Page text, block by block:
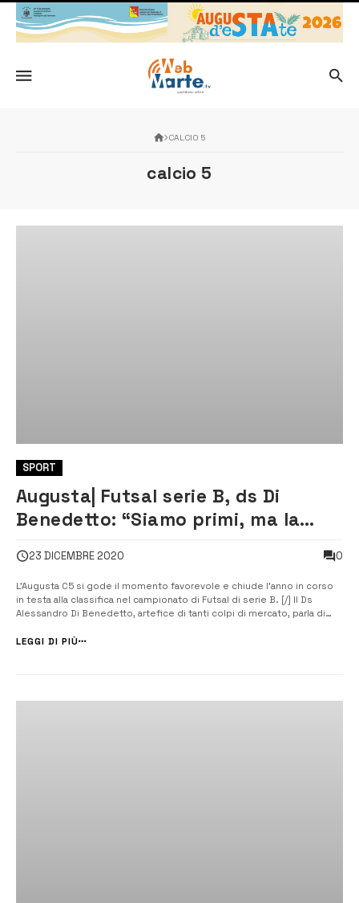
CALCIO 5
calcio 5
SPORT
Augusta| Futsal serie B, ds Di
Benedetto: “Siamo primi, ma la
23 DICEMBRE 2020 0
L’Augusta C5 si gode il momento favorevole e chiude l’anno in corso
in testa alla classifica nel campionato di Futsal di serie B. [/] Il Ds
Alessandro Di Benedetto, artefice di tanti colpi di mercato, parla di
altre candidate all’obiettivo finale. “L’organico sarà completo qu...
LEGGI DI PIÙ